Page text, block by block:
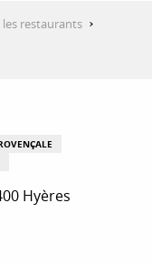
les restaurants
Hyères